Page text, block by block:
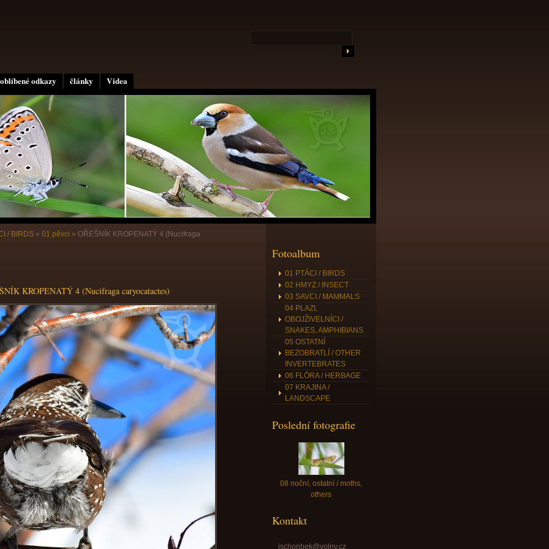
odkazy články Videa
/ BIRDS » 01 pěvci » OŘEŠNÍK KROPENATÝ 4 (Nucifraga
KROPENATÝ 4 (Nucifraga caryocatactes)
Fotoalbum
01 PTÁCI / BIRDS
02 HMYZ / INSECT
03 SAVCI / MAMMALS
04 PLAZI,
OBOJŽIVELNÍCI /
SNAKES, AMPHIBIANS
05 OSTATNÍ
BEZOBRATLÍ / OTHER
INVERTEBRATES
06 FLÓRA / HERBAGE
07 KRAJINA /
LANDSCAPE
Poslední fotografie
08 noční, ostatní / moths,
others
Kontakt
jschonbek@volny.cz